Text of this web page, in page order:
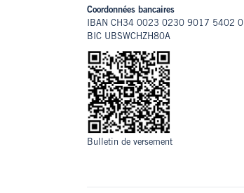
Coordonnées bancaires
IBAN CH34 0023 0230 9017 5402 0
BIC UBSWCHZH80A
Bulletin de versement